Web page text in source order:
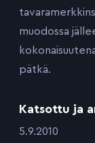
muodossa
pätkä.
Katsottu ja
:5.9.2010